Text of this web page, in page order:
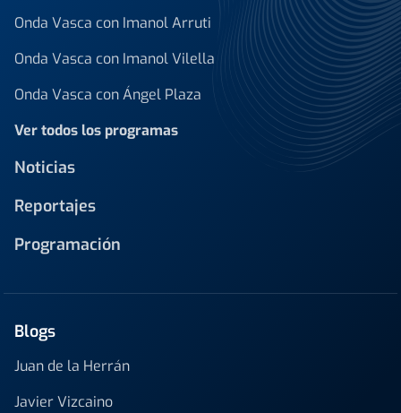
Onda Vasca con Imanol Arruti
Onda Vasca con Imanol Vilella
Onda Vasca con Ángel Plaza
Ver todos los programas
Noticias
Reportajes
Programación
Blogs
Juan de la Herrán
Javier Vizcaino